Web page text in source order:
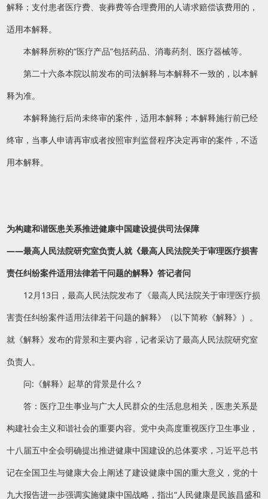
解释；支付患者医疗费、丧葬费等合理费用的人请求赔偿该费用的，
适用本解释。
本解释所称的“医疗产品”包括药品、消毒药剂、医疗器械等。
第二十六条本院以前发布的司法解释与本解释不一致的，以本解
释为准。
本解释施行后尚未终审的案件，适用本解释；本解释施行前已经
终审，当事人申请再审或者按照审判监督程序决定再审的案件，不适
用本解释。
为构建和谐医患关系推进健康中国建设提供司法保障
——最高人民法院研究室负责人就《最高人民法院关于审理医疗损害
责任纠纷案件适用法律若干问题的解释》答记者问
12月13日，最高人民法院发布了《最高人民法院关于审理医疗损
害责任纠纷案件适用法律若干问题的解释》（以下简称《解释》）。
就《解释》发布的背景和主要内容，记者采访了最高人民法院研究室
负责人。
问:《解释》起草的背景是什么？
答：医疗卫生事业与广大人民群众的生活息息相关，医患关系是
构建社会主义和谐社会的重要内容。党中央高度重视医疗卫生事业，
十八届五中全会明确提出推进健康中国建设的总体要求，习近平总书
记在全国卫生与健康大会上阐述了建设健康中国的重大意义，党的十
九大报告进一步强调实施健康中国战略，指出“人民健康是民族昌盛和